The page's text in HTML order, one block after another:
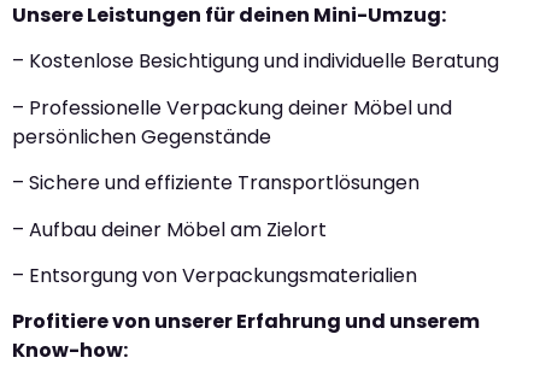
Unsere Leistungen für deinen Mini-Umzug:
– Kostenlose Besichtigung und individuelle Beratung
– Professionelle Verpackung deiner Möbel und
persönlichen Gegenstände
– Sichere und effiziente Transportlösungen
– Aufbau deiner Möbel am Zielort
– Entsorgung von Verpackungsmaterialien
Profitiere von unserer Erfahrung und unserem
Know-how: